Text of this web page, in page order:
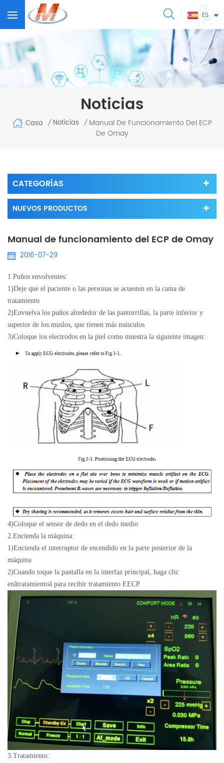
ES
Noticias
Casa / Noticias / Manual De Funcionamiento Del ECP
De Omay
CATEGORÍAS
NUEVOS PRODUCTOS
Manual de funcionamiento del ECP de Omay
2016-07-29
1. Puños envolventes:
1)Deje que el paciente o las personas se acuesten en la cama de
tratamiento
2)Envuelva los puños alrededor de las pantorrillas, la parte inferior y
superior de los muslos, que tienen más músculos
3)Coloque los electrodos en la piel como muestra la siguiente imagen:
4)Coloque el sensor de dedo en el dedo medio
2.Encienda la máquina:
1)Encienda el interruptor de encendido en la parte posterior de la
máquina
2)Cuando toque la pantalla en la interfaz principal, haga clic
enâtratamientoâ para recibir tratamiento EECP.
3. Tratamiento: